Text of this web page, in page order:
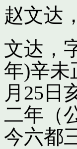
赵文达
文达，
年)辛未
月25日
二年（
今六都